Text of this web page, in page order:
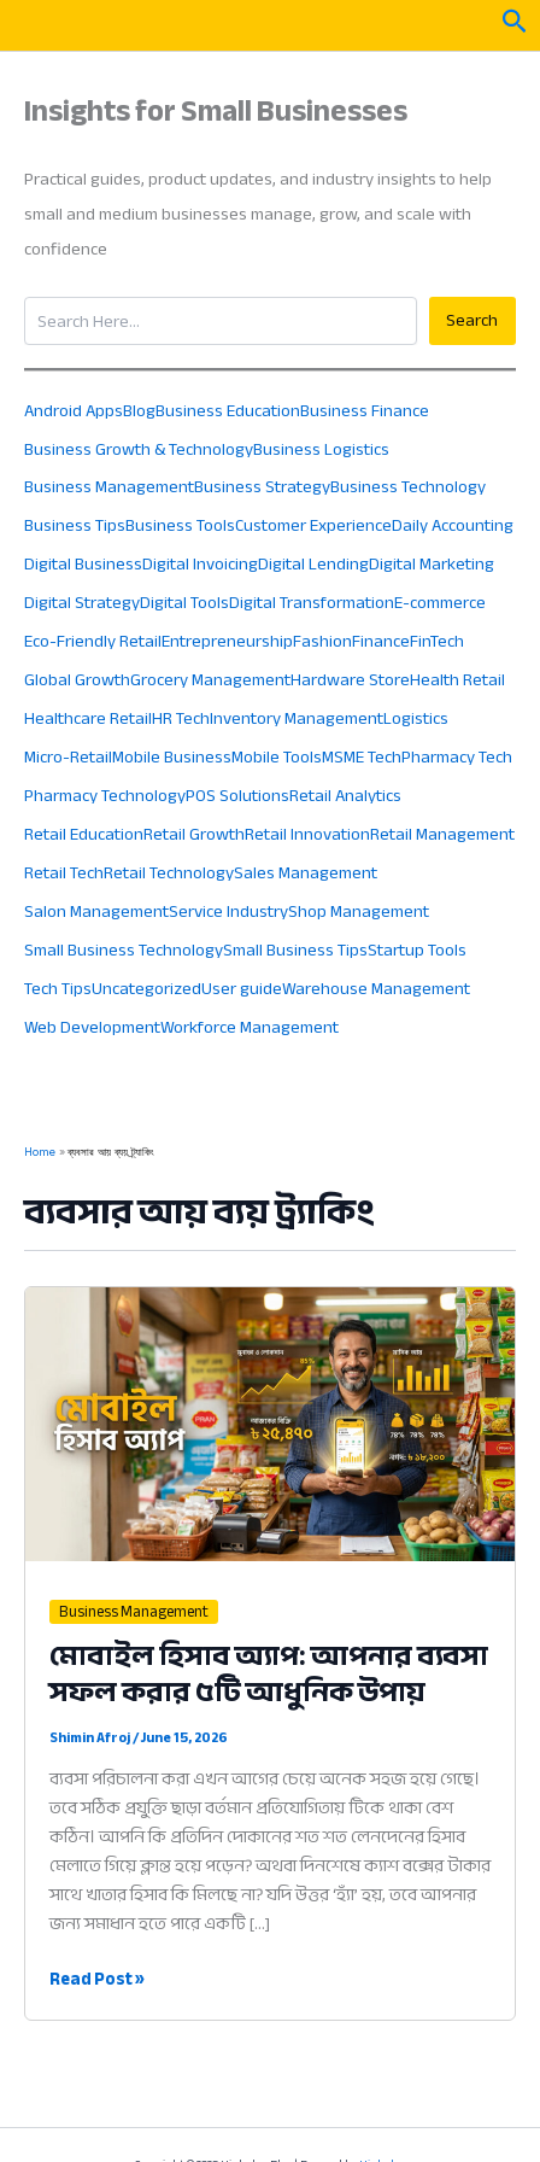
Insights for Small Businesses
Practical guides, product updates, and industry insights to help
small and medium businesses manage, grow, and scale with
confidence
Search
Search
Android AppsBlogBusiness EducationBusiness Finance
Business Growth & TechnologyBusiness Logistics
Business ManagementBusiness StrategyBusiness Technology
Business TipsBusiness ToolsCustomer ExperienceDaily Accounting
Digital BusinessDigital InvoicingDigital LendingDigital Marketing
Digital StrategyDigital ToolsDigital TransformationE-commerce
Eco-Friendly RetailEntrepreneurshipFashionFinanceFinTech
Global GrowthGrocery ManagementHardware StoreHealth Retail
Healthcare RetailHR TechInventory ManagementLogistics
Micro-RetailMobile BusinessMobile ToolsMSME TechPharmacy Tech
Pharmacy TechnologyPOS SolutionsRetail Analytics
Retail EducationRetail GrowthRetail InnovationRetail Management
Retail TechRetail TechnologySales Management
Salon ManagementService IndustryShop Management
Small Business TechnologySmall Business TipsStartup Tools
Tech TipsUncategorizedUser guideWarehouse Management
Web DevelopmentWorkforce Management
Home ব্যবসার আয় ব্যয় ট্র্যাকিং
ব্যবসার আয় ব্যয় ট্র্যাকিং
Business Management
মোবাইল হিসাব অ্যাপ: আপনার ব্যবসা
সফল করার ৫টি আধুনিক উপায়
Shimin Afroj/June 15, 2026
ব্যবসা পরিচালনা করা এখন আগের চেয়ে অনেক সহজ হয়ে গেছে।
তবে সঠিক প্রযুক্তি ছাড়া বর্তমান প্রতিযোগিতায় টিকে থাকা বেশ
কঠিন। আপনি কি প্রতিদিন দোকানের শত শত লেনদেনের হিসাব
মেলাতে গিয়ে ক্লান্ত হয়ে পড়েন? অথবা দিনশেষে ক্যাশ বক্সের টাকার
সাথে খাতার হিসাব কি মিলছে না? যদি উত্তর ‘হ্যাঁ’ হয়, তবে আপনার
জন্য সমাধান হতে পারে একটি […]
মোবাইল
সফল
Read Post »